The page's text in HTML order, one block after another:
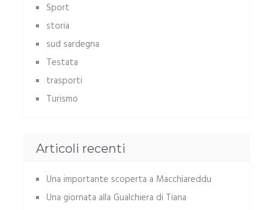
Sport
storia
sud sardegna
Testata
trasporti
Turismo
Articoli recenti
Una importante scoperta a Macchiareddu
Una giornata alla Gualchiera di Tiana